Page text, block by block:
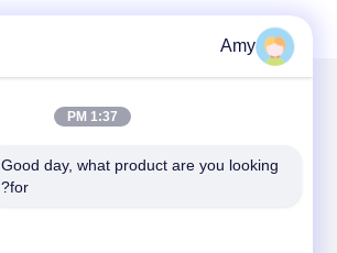
Amy
1:37 PM
Good day, what product are you looking
for?